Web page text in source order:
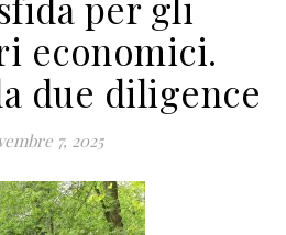
economici.
due diligence
7, 2025